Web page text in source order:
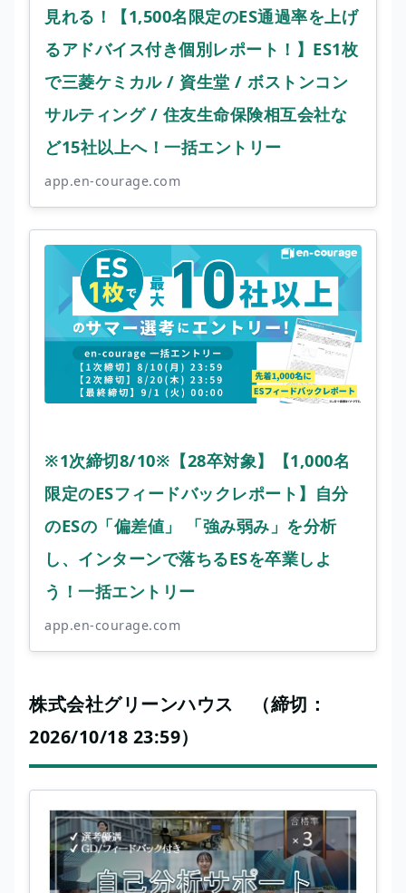
見れる！【1,500名限定のES通過率を上げ
るアドバイス付き個別レポート！】ES1枚
で三菱ケミカル / 資生堂 / ボストンコン
サルティング / 住友生命保険相互会社な
ど15社以上へ！一括エントリー
app.en-courage.com
※1次締切8/10※【28卒対象】【1,000名
限定のESフィードバックレポート】自分
のESの「偏差値」 「強み弱み」を分析
し、インターンで落ちるESを卒業しよ
う！一括エントリー
app.en-courage.com
株式会社グリーンハウス （締切：
2026/10/18 23:59）